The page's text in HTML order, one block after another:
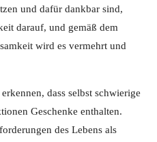
und dafür dankbar sind,
darauf, und gemäß dem
wird es vermehrt und
dass selbst schwierige
Geschenke enthalten.
des Lebens als